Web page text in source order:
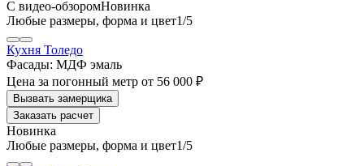
1/5
Кухня Толедо
Фасады: МДФ эмаль
Цена за погонный метр от 56 000 ₽
Заказать расчет
1/5